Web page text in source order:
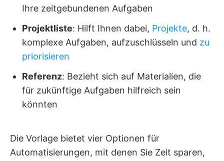
Ihre zeitgebundenen Aufgaben
Projektliste: Hilft Ihnen dabei, Projekte, d. h.
komplexe Aufgaben, aufzuschlüsseln und zu
priorisieren
Referenz: Bezieht sich auf Materialien, die
für zukünftige Aufgaben hilfreich sein
könnten
Die Vorlage bietet vier Optionen für
Automatisierungen, mit denen Sie Zeit sparen,